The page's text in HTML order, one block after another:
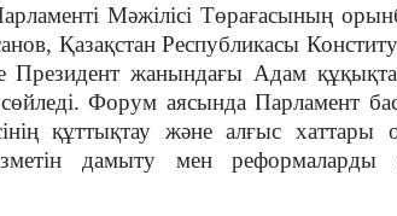
Мәжілісі Төрағасының
Қазақстан Республикасы
жанындағы Адам
Форум аясында Парламент
құттықтау және алғыс
дамыту мен реформаларды